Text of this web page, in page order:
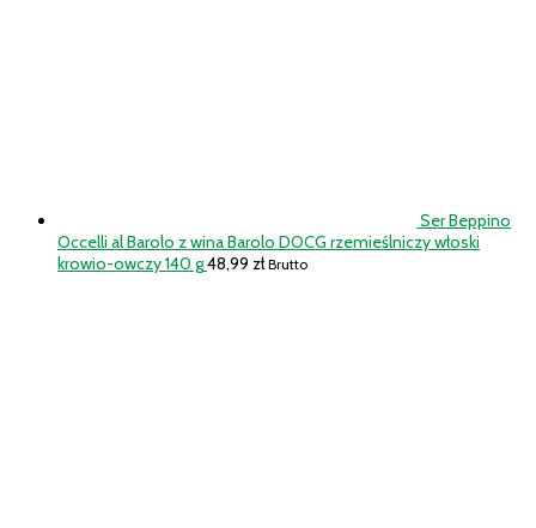
Ser Beppino
Occelli al Barolo z wina Barolo DOCG rzemieślniczy włoski
krowio-owczy 140 g48,99 zł Brutto